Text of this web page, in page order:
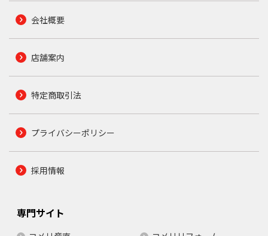
会社概要
店舗案内
特定商取引法
プライバシーポリシー
採用情報
専門サイト